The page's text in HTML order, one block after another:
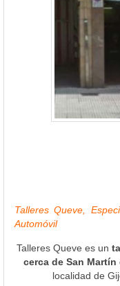
Talleres Queve,
Automóvil
Talleres Queve es un
cerca de San Martín
localidad de